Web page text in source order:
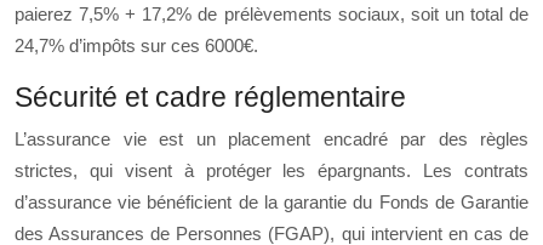
paierez 7,5% + 17,2% de prélèvements sociaux, soit un total de
24,7% d’impôts sur ces 6000€.
Sécurité et cadre réglementaire
L’assurance vie est un placement encadré par des règles
strictes, qui visent à protéger les épargnants. Les contrats
d’assurance vie bénéficient de la garantie du Fonds de Garantie
des Assurances de Personnes (FGAP), qui intervient en cas de